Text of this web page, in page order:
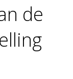
de